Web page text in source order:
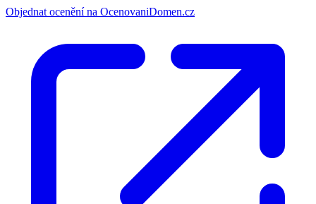
Objednat ocenění na OcenovaniDomen.cz